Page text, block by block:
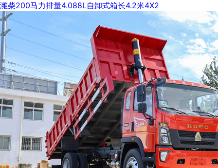
潍柴200马力排量4.088L自卸式箱长4.2米4X2